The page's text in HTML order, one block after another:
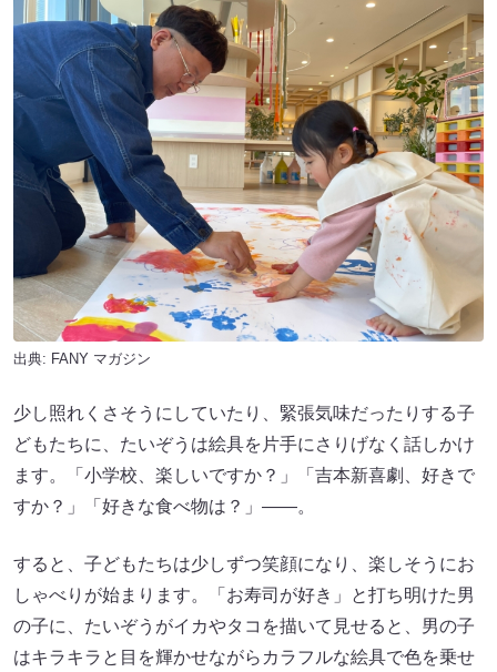
出典: FANY マガジン
少し照れくさそうにしていたり、緊張気味だったりする子
どもたちに、たいぞうは絵具を片手にさりげなく話しかけ
ます。「小学校、楽しいですか？」「吉本新喜劇、好きで
すか？」「好きな食べ物は？」――。
すると、子どもたちは少しずつ笑顔になり、楽しそうにお
しゃべりが始まります。「お寿司が好き」と打ち明けた男
の子に、たいぞうがイカやタコを描いて見せると、男の子
はキラキラと目を輝かせながらカラフルな絵具で色を乗せ